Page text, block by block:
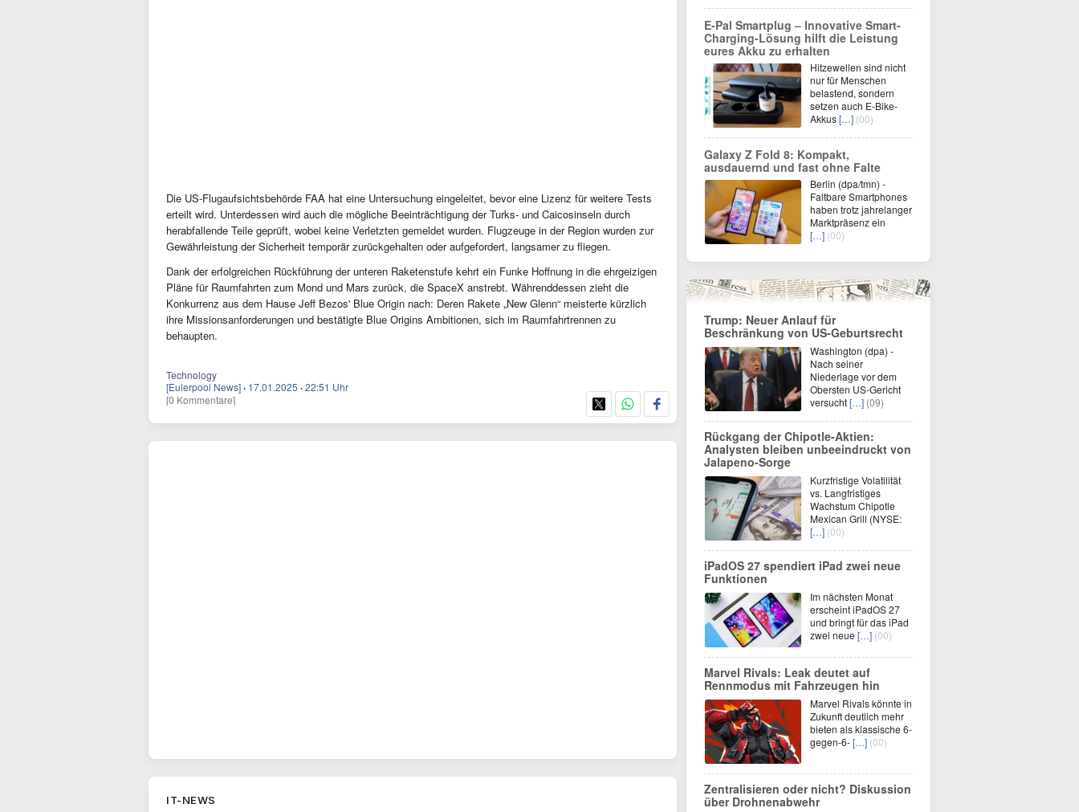
Die US-Flugaufsichtsbehörde FAA hat eine Untersuchung eingeleitet, bevor eine Lizenz für weitere Tests
erteilt wird. Unterdessen wird auch die mögliche Beeinträchtigung der Turks- und Caicosinseln durch
herabfallende Teile geprüft, wobei keine Verletzten gemeldet wurden. Flugzeuge in der Region wurden zur
Gewährleistung der Sicherheit temporär zurückgehalten oder aufgefordert, langsamer zu fliegen.
Dank der erfolgreichen Rückführung der unteren Raketenstufe kehrt ein Funke Hoffnung in die ehrgeizigen
Pläne für Raumfahrten zum Mond und Mars zurück, die SpaceX anstrebt. Währenddessen zieht die
Konkurrenz aus dem Hause Jeff Bezos' Blue Origin nach: Deren Rakete „New Glenn“ meisterte kürzlich
ihre Missionsanforderungen und bestätigte Blue Origins Ambitionen, sich im Raumfahrtrennen zu
behaupten.
Technology
[Eulerpool News] · 17.01.2025 ·22:51 Uhr
[0 Kommentare]
IT-NEWS
E-Pal Smartplug – Innovative Smart-
Charging-Lösung hilft die Leistung
eures Akku zu erhalten
Hitzewellen sind nicht
nur für Menschen
belastend, sondern
setzen auch E-Bike-
Akkus[…] (00)
Galaxy Z Fold 8: Kompakt,
ausdauernd und fast ohne Falte
Berlin (dpa/tmn) -
Faltbare Smartphones
haben trotz jahrelanger
Marktpräsenz ein
[…] (00)
Trump: Neuer Anlauf für
Beschränkung von US-Geburtsrecht
Washington (dpa) -
Nach seiner
Niederlage vor dem
Obersten US-Gericht
versucht[…] (09)
Rückgang der Chipotle-Aktien:
Analysten bleiben unbeeindruckt von
Jalapeno-Sorge
Kurzfristige Volatilität
vs. Langfristiges
Wachstum Chipotle
Mexican Grill (NYSE:
[…] (00)
iPadOS 27 spendiert iPad zwei neue
Funktionen
Im nächsten Monat
erscheint iPadOS 27
und bringt für das iPad
zwei neue […] (00)
Marvel Rivals: Leak deutet auf
Rennmodus mit Fahrzeugen hin
Marvel Rivals könnte in
Zukunft deutlich mehr
bieten als klassische 6-
gegen-6-[…] (00)
Zentralisieren oder nicht? Diskussion
über Drohnenabwehr